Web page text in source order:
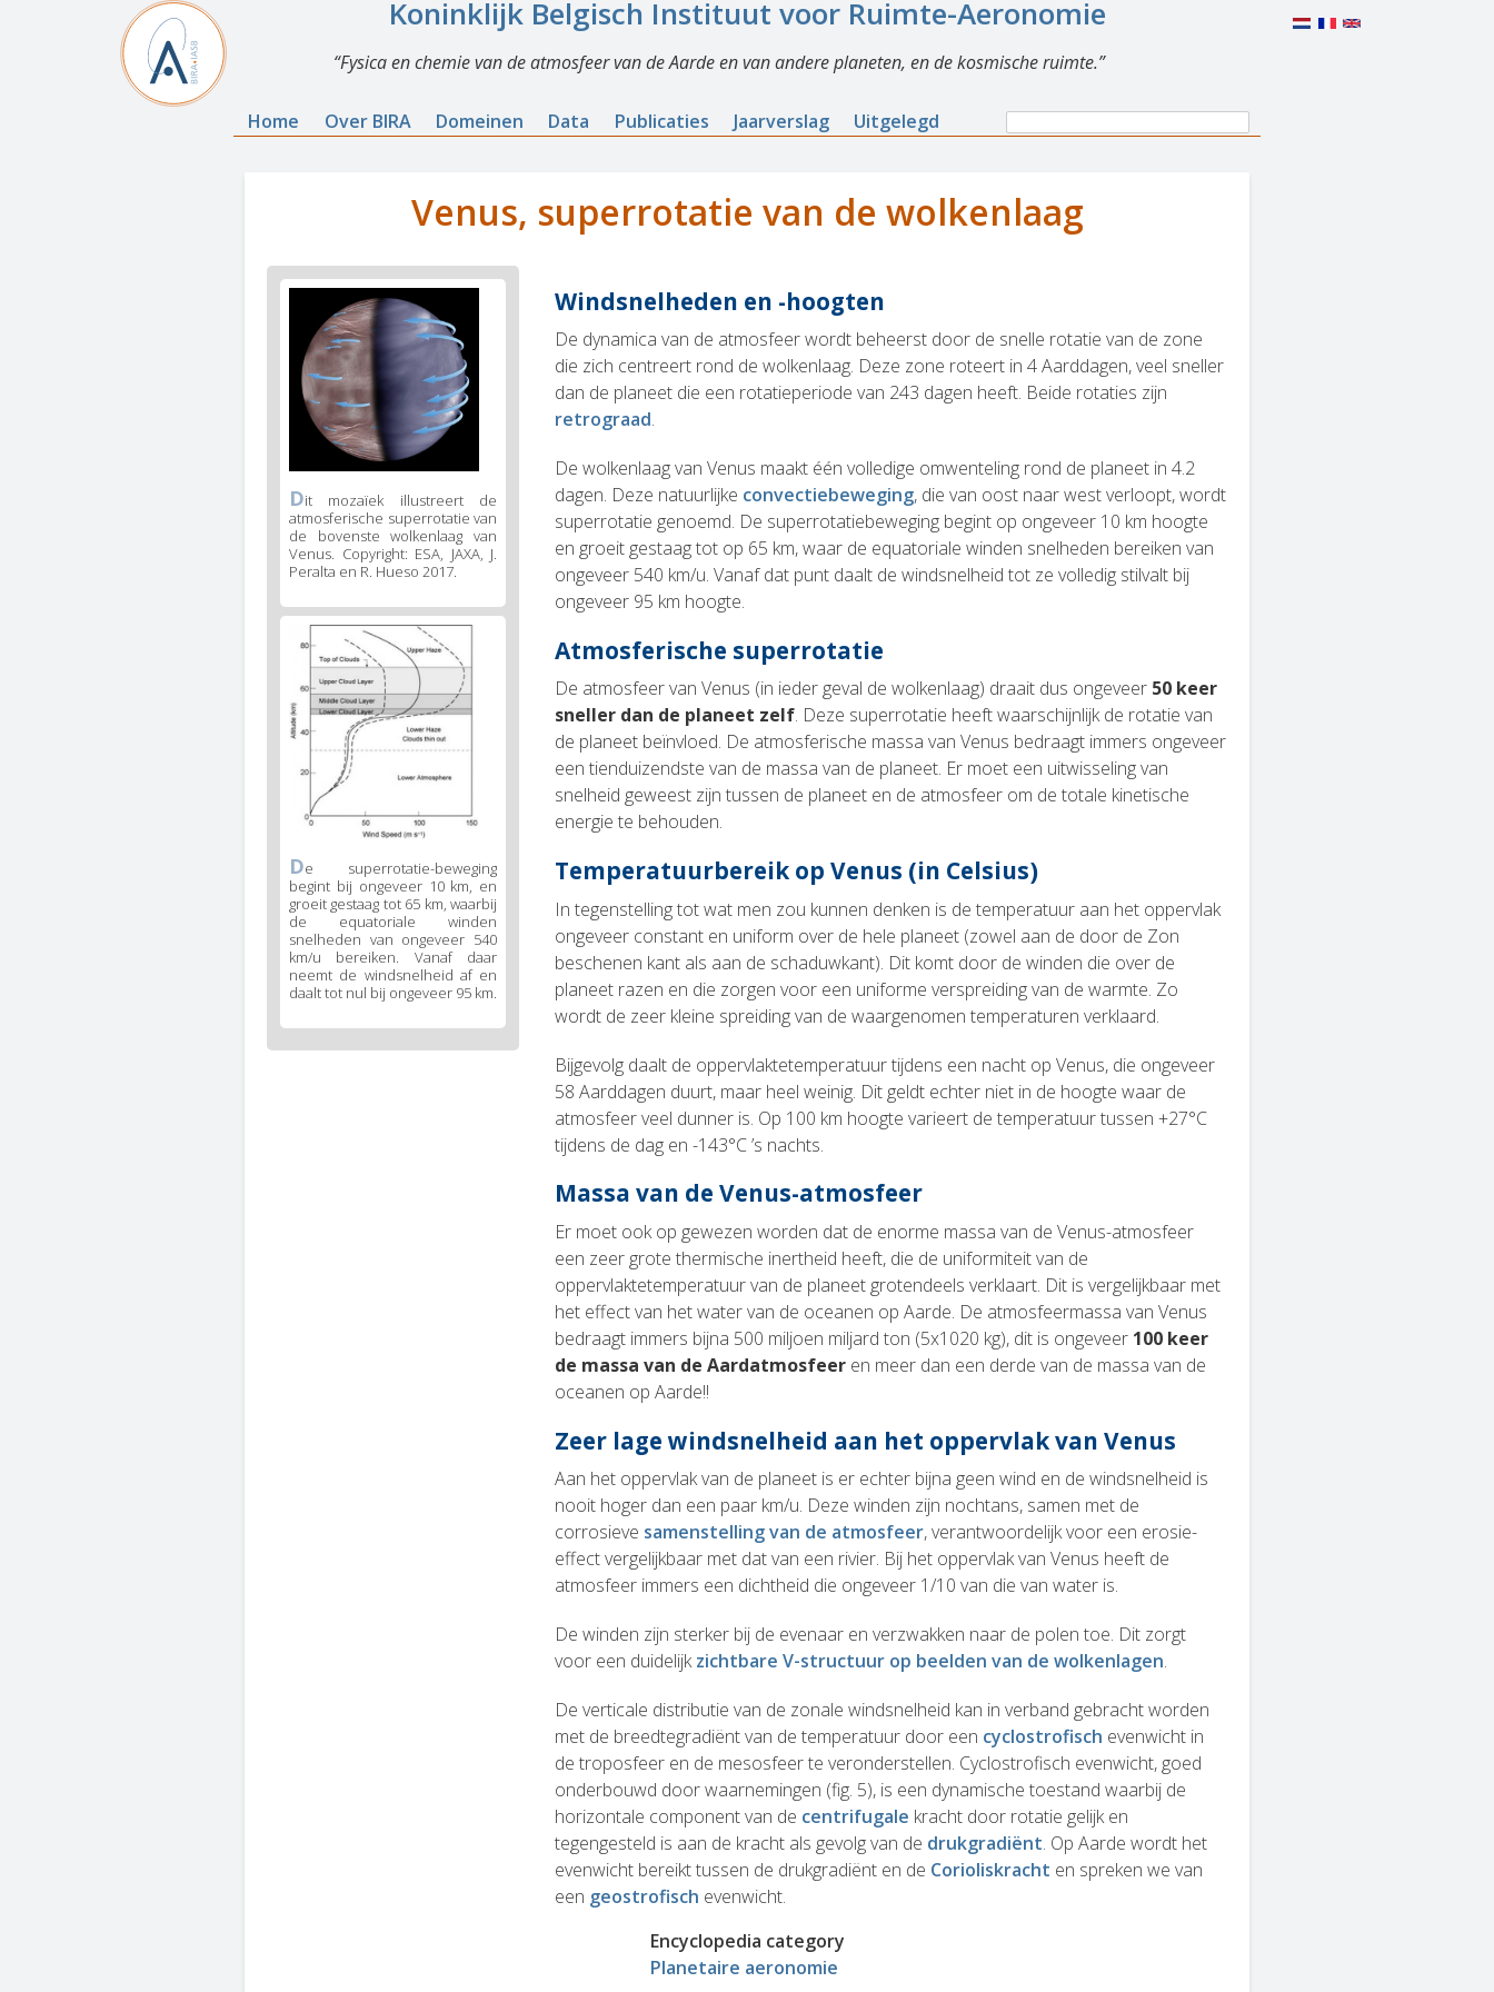
Koninklijk Belgisch Instituut voor Ruimte-Aeronomie
Fysica en chemie van de atmosfeer van de Aarde en van andere planeten, en de kosmische ruimte.
Home Over BIRA Domeinen Data Publicaties Jaarverslag Uitgelegd
Search
Search
Venus, superrotatie van de wolkenlaag
Windsnelheden en -hoogten
De dynamica van de atmosfeer wordt beheerst door de snelle rotatie van de zone
die zich centreert rond de wolkenlaag. Deze zone roteert in 4 Aarddagen, veel sneller
dan de planeet die een rotatieperiode van 243 dagen heeft. Beide rotaties zijn
retrograad.
De wolkenlaag van Venus maakt één volledige omwenteling rond de planeet in 4.2
dagen. Deze natuurlijke convectiebeweging, die van oost naar west verloopt, wordt
superrotatie genoemd. De superrotatiebeweging begint op ongeveer 10 km hoogte
en groeit gestaag tot op 65 km, waar de equatoriale winden snelheden bereiken van
ongeveer 540 km/u. Vanaf dat punt daalt de windsnelheid tot ze volledig stilvalt bij
ongeveer 95 km hoogte.
Atmosferische superrotatie
De atmosfeer van Venus (in ieder geval de wolkenlaag) draait dus ongeveer 50 keer
sneller dan de planeet zelf. Deze superrotatie heeft waarschijnlijk de rotatie van
de planeet beïnvloed. De atmosferische massa van Venus bedraagt immers ongeveer
een tienduizendste van de massa van de planeet. Er moet een uitwisseling van
snelheid geweest zijn tussen de planeet en de atmosfeer om de totale kinetische
energie te behouden.
Temperatuurbereik op Venus (in Celsius)
In tegenstelling tot wat men zou kunnen denken is de temperatuur aan het oppervlak
ongeveer constant en uniform over de hele planeet (zowel aan de door de Zon
beschenen kant als aan de schaduwkant). Dit komt door de winden die over de
planeet razen en die zorgen voor een uniforme verspreiding van de warmte. Zo
wordt de zeer kleine spreiding van de waargenomen temperaturen verklaard.
Bijgevolg daalt de oppervlaktetemperatuur tijdens een nacht op Venus, die ongeveer
58 Aarddagen duurt, maar heel weinig. Dit geldt echter niet in de hoogte waar de
atmosfeer veel dunner is. Op 100 km hoogte varieert de temperatuur tussen +27°C
tijdens de dag en -143°C ’s nachts.
Massa van de Venus-atmosfeer
Er moet ook op gewezen worden dat de enorme massa van de Venus-atmosfeer
een zeer grote thermische inertheid heeft, die de uniformiteit van de
oppervlaktetemperatuur van de planeet grotendeels verklaart. Dit is vergelijkbaar met
het effect van het water van de oceanen op Aarde. De atmosfeermassa van Venus
bedraagt immers bijna 500 miljoen miljard ton (5x1020 kg), dit is ongeveer 100 keer
de massa van de Aardatmosfeer en meer dan een derde van de massa van de
oceanen op Aarde!!
Zeer lage windsnelheid aan het oppervlak van Venus
Aan het oppervlak van de planeet is er echter bijna geen wind en de windsnelheid is
nooit hoger dan een paar km/u. Deze winden zijn nochtans, samen met de
corrosieve samenstelling van de atmosfeer, verantwoordelijk voor een erosie-
effect vergelijkbaar met dat van een rivier. Bij het oppervlak van Venus heeft de
atmosfeer immers een dichtheid die ongeveer 1/10 van die van water is.
De winden zijn sterker bij de evenaar en verzwakken naar de polen toe. Dit zorgt
voor een duidelijkzichtbare V-structuur op beelden van de wolkenlagen.
De verticale distributie van de zonale windsnelheid kan in verband gebracht worden
met de breedtegradiënt van de temperatuur door een cyclostrofisch evenwicht in
de troposfeer en de mesosfeer te veronderstellen. Cyclostrofisch evenwicht, goed
onderbouwd door waarnemingen (fig. 5), is een dynamische toestand waarbij de
horizontale component van de centrifugale kracht door rotatie gelijk en
tegengesteld is aan de kracht als gevolg van de drukgradiënt. Op Aarde wordt het
evenwicht bereikt tussen de drukgradiënt en de Corioliskracht en spreken we van
een geostrofisch evenwicht.
Dit mozaïek illustreert de
atmosferische superrotatie van
de bovenste wolkenlaag van
Venus. Copyright: ESA, JAXA, J.
Peralta en R. Hueso 2017.
De superrotatie-beweging
begint bij ongeveer 10 km, en
groeit gestaag tot 65 km, waarbij
de equatoriale winden
snelheden van ongeveer 540
km/u bereiken. Vanaf daar
neemt de windsnelheid af en
daalt tot nul bij ongeveer 95 km.
Encyclopedia category
Planetaire aeronomie